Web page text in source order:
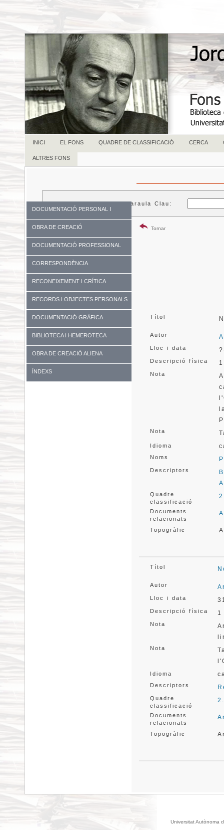
INICI EL FONS QUADRE DE CLASSIFICACIÓ CERCA
ALTRES FONS
DOCUMENTACIÓ PERSONAL I
FAMILIAR
OBRA DE CREACIÓ
DOCUMENTACIÓ PROFESSIONAL
CORRESPONDÈNCIA
RECONEIXEMENT I CRÍTICA
RECORDS I OBJECTES PERSONALS
DOCUMENTACIÓ GRÀFICA
BIBLIOTECA I HEMEROTECA
OBRA DE CREACIÓ ALIENA
ÍNDEXS
Paraula Clau:
Tornar
Títol
Autor
Lloc i data
Descripció física
Nota
Nota
Idioma
Noms
Descriptors
Quadre
classificació
Documents
relacionats
Topogràfic
Títol
Autor
Lloc i data
Descripció física
Nota
Nota
Idioma
Descriptors
Quadre
classificació
Documents
relacionats
Topogràfic
Universitat Autònoma